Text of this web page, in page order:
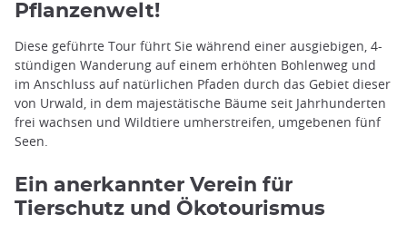
Pflanzenwelt!
Diese geführte Tour führt Sie während einer ausgiebigen, 4-
stündigen Wanderung auf einem erhöhten Bohlenweg und
im Anschluss auf natürlichen Pfaden durch das Gebiet dieser
von Urwald, in dem majestätische Bäume seit Jahrhunderten
frei wachsen und Wildtiere umherstreifen, umgebenen fünf
Seen.
Ein anerkannter Verein für
Tierschutz und Ökotourismus